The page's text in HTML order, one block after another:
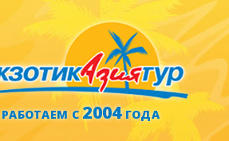
РАБОТАЕМ С2004ГОДА